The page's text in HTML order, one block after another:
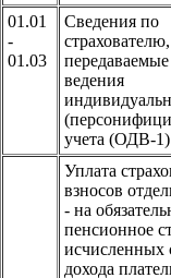
01.01
-
01.03
Сведения по
страхователю,
ведения
учета (ОДВ-1)
Уплата
взносов
- на
пенсионное
исчисленных
дохода